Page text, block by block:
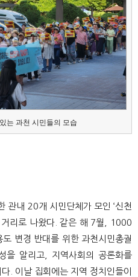
는 과천 시민들의 모습
관내 20개 시민단체가 모인 ‘신천
거리로 나왔다. 같은 해 7월, 1000
변경 반대를 위한 과천시민총궐
을 알리고, 지역사회의 공론화를
. 이날 집회에는 지역 정치인들이